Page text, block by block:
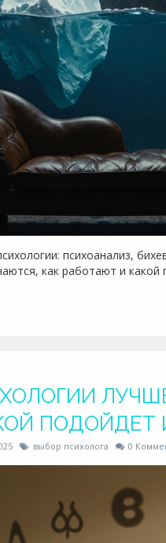
психоанализ,
как работают и
ПОДОЙДЕТ
выбор психолога 0